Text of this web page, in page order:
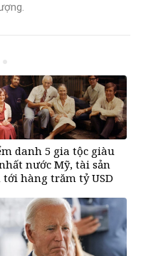
danh 5 gia tộc giàu
nước Mỹ, tài sản
tới hàng trăm tỷ USD